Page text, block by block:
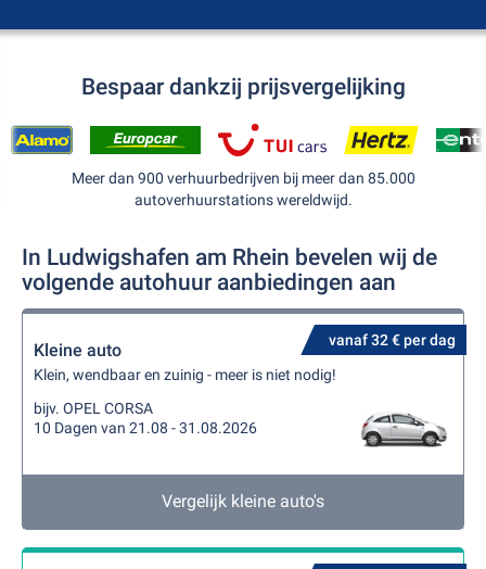
Bespaar dankzij prijsvergelijking
Meer dan 900 verhuurbedrijven bij meer dan 85.000
autoverhuurstations wereldwijd.
In Ludwigshafen am Rhein bevelen wij de
volgende autohuur aanbiedingen aan
vanaf 32 € per dag
Kleine auto
Klein, wendbaar en zuinig - meer is niet nodig!
bijv. OPEL CORSA
10 Dagen van 21.08 - 31.08.2026
Vergelijk kleine auto's